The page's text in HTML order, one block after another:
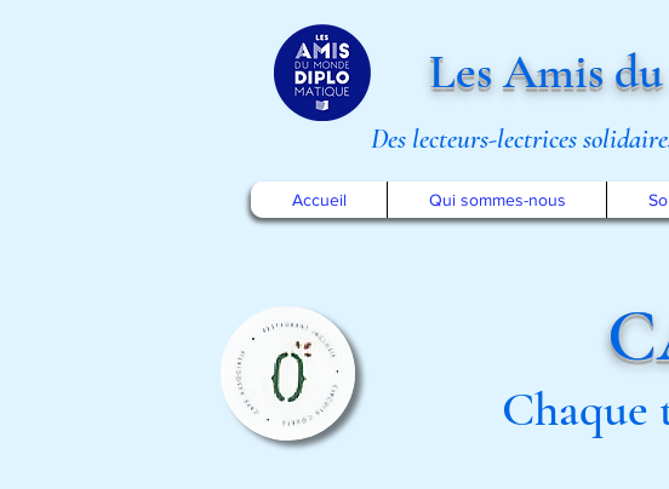
Les Amis du
Des lecteurs-lectrices
Accueil Qui sommes-nous